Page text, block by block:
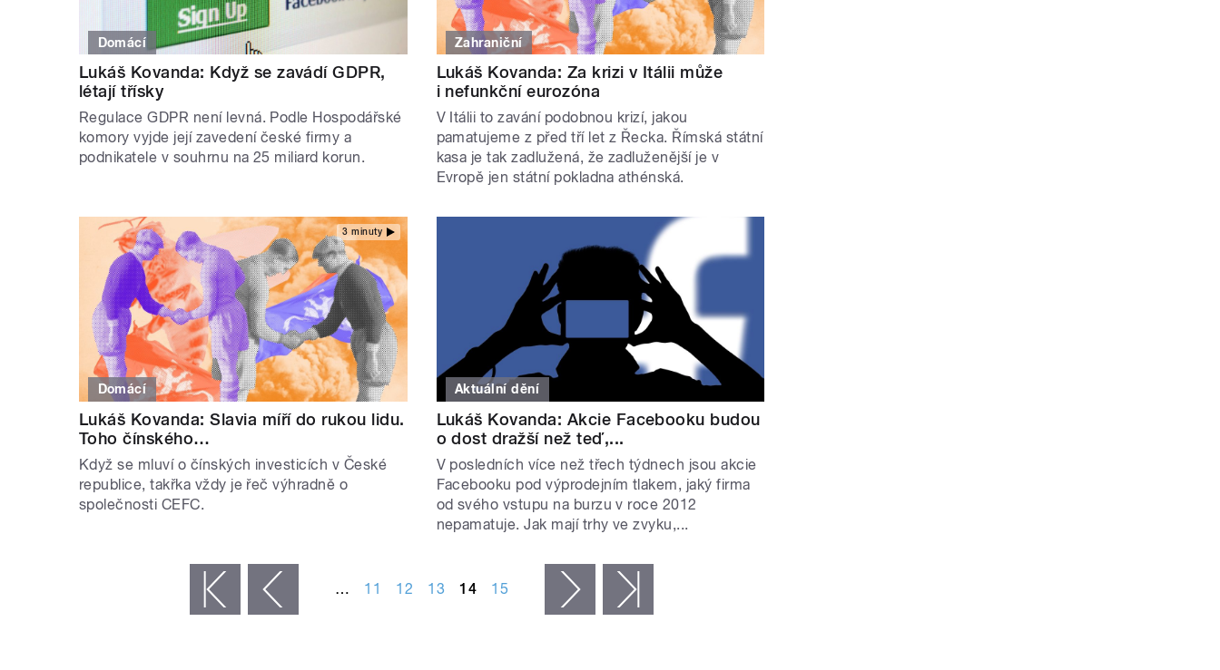
Domácí
Lukáš Kovanda: Když se zavádí GDPR,
létají třísky
Regulace GDPR není levná. Podle Hospodářské
komory vyjde její zavedení české firmy a
podnikatele v souhrnu na 25 miliard korun.
Zahraniční
Lukáš Kovanda: Za krizi v Itálii může
i nefunkční eurozóna
V Itálii to zavání podobnou krizí, jakou
pamatujeme z před tří let z Řecka. Římská státní
kasa je tak zadlužená, že zadluženější je v
Evropě jen státní pokladna athénská.
3 minuty
Domácí
Lukáš Kovanda: Slavia míří do rukou lidu.
Toho čínského…
Když se mluví o čínských investicích v České
republice, takřka vždy je řeč výhradně o
společnosti CEFC.
Aktuální dění
Lukáš Kovanda: Akcie Facebooku budou
o dost dražší než teď,...
V posledních více než třech týdnech jsou akcie
Facebooku pod výprodejním tlakem, jaký firma
od svého vstupu na burzu v roce 2012
nepamatuje. Jak mají trhy ve zvyku,...
‹ předchozí … 11 12 13 14 15 následující ›